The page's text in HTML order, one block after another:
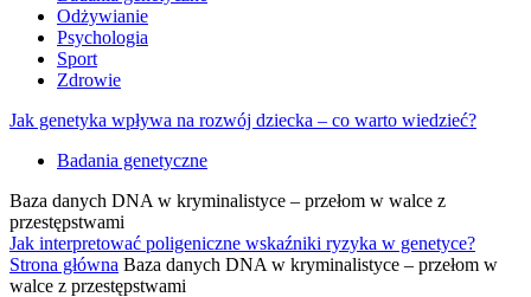
Odżywianie
Psychologia
Sport
Zdrowie
Jak genetyka wpływa na rozwój dziecka – co warto wiedzieć?
Badania genetyczne
Baza danych DNA w kryminalistyce – przełom w walce z
przestępstwami
Jak interpretować poligeniczne wskaźniki ryzyka w genetyce?
Strona główna Baza danych DNA w kryminalistyce – przełom w
walce z przestępstwami